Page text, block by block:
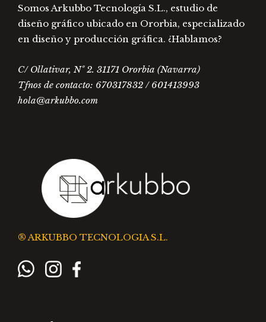
Somos Arkubbo Tecnología S.L., estudio de
diseño gráfico ubicado en Ororbia, especializado
en diseño y producción gráfica. ¿Hablamos?
C/ Ollativar, Nº 2. 31171 Ororbia (Navarra)
Tfnos de contacto: 670317832 / 601413993
hola@arkubbo.com
® ARKUBBO TECNOLOGIA S.L.